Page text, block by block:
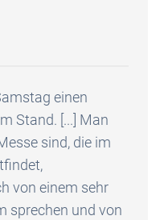
einen
Stand. [...] Man
sind, die im
von einem sehr
sprechen und von